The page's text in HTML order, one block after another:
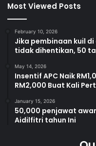
Most Viewed Posts
February 10, 2026
Jika pembinaan kuil
tidak dihentikan, 50
May 14, 2026
Insentif APC Naik
RM2,000 Buat Kali
January 15, 2026
50,000 penjawat
Aidilfitri tahun Ini